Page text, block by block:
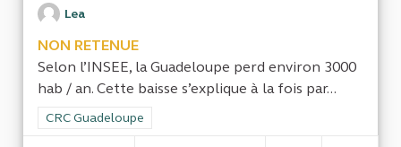
Lea
NON RETENUE
Selon l’INSEE, la Guadeloupe perd environ 3000
hab / an. Cette baisse s’explique à la fois par...
Filtrer les résultats de la catégorie : CRC Guadeloupe
CRC Guadeloupe